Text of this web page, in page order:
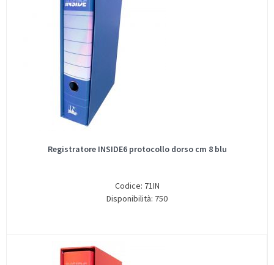
Registratore INSIDE6 protocollo dorso cm 8 blu
Codice: 71IN
Disponibilità: 750